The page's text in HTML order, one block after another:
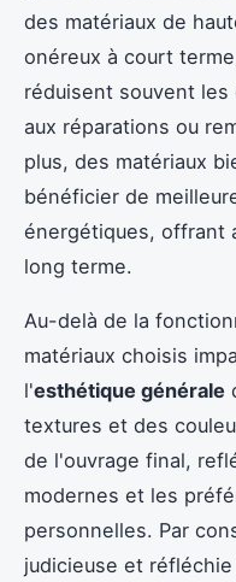
des matériaux de
onéreux à court
réduisent souvent
aux réparations ou
plus, des matériaux
bénéficier de
énergétiques, offrant
long terme.
Au-delà de la
matériaux choisis
l'esthétique générale
textures et des
de l'ouvrage final,
modernes et les
personnelles. Par
judicieuse et